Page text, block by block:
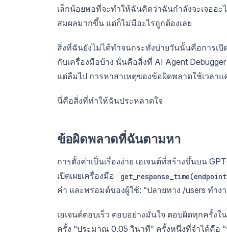
เล็กน้อยพอที่จะทำให้ฉันคิดว่าฉันกำลังจะเจออ
สมผลมากขึ้น แต่ก็ไม่มีอะไรถูกต้องเลย
สิ่งที่ฉันยังไม่ได้ทำจนกระทั่งบ่ายวันนั้นคือการเปิ
กับเครื่องมือบ้าง นั่นคือสิ่งที่ AI Agent
แต่ลืมไป การหาสาเหตุของข้อผิดพลาดใช้เวลา
นี่คือสิ่งที่ทำให้ฉันประหลาดใจ
ข้อผิดพลาดที่ฉันตามหา
การตั้งค่าเป็นเรื่องง่าย เอเจนต์ที่สร้างขึ้นบน
เปิดเผยเครื่องมือ
คำ และพรอมต์ของผู้ใช้: “ปลายทาง /users ทำง
เอเจนต์ตอบเร็ว ตอบอย่างมั่นใจ ตอบผิดทุกครั้ง
ครั้ง “ประมาณ 0.05 วินาที” ครั้งหนึ่งที่จำได้คือ